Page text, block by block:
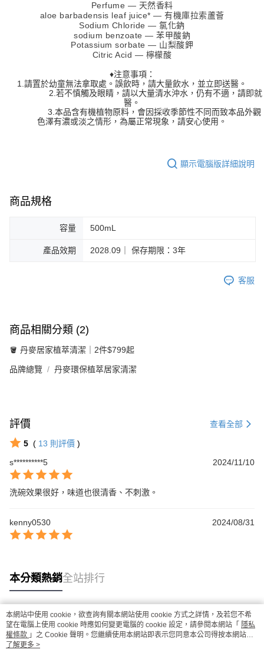
Perfume — 天然香料
aloe barbadensis leaf juice* — 有機庫拉索蘆薈
Sodium Chloride — 氯化鈉
sodium benzoate — 苯甲酸鈉
Potassium sorbate — 山梨酸鉀
Citric Acid — 檸檬酸
♦注意事項：
1.請置於幼童無法拿取處。誤飲時，請大量飲水，並立即送醫。
2.若不慎觸及眼睛，請以大量清水沖水，仍有不適，請即就
醫。
3.本品含有機植物原料，會因採收季節性不同而致本品外觀
色澤有濃或淡之情形，為屬正常現象，請安心使用。
顯示電腦版詳細說明
商品規格
容量 500mL
產品效期 2028.09｜ 保存期限：3年
客服
商品相關分類 (2)
🪣 丹麥居家植萃清潔｜2件$799起
品牌總覽 丹麥環保植萃居家清潔
評價 查看全部
5 ( 13 則評價 )
s**********5
2024/11/10
洗碗效果很好，味道也很清香、不刺激。
kenny0530 2024/08/31
本分類熱銷全站排行
熱門標籤
本網站中使用 cookie，欲查詢有關本網站使用 cookie 方式之詳情，及若您不希
望在電腦上使用 cookie 時應如何變更電腦的 cookie 設定，請參閱本網站「 隱私
權條款 」之 Cookie 聲明。您繼續使用本網站即表示您同意本公司得按本網站使
用條款之 Cookie 聲明使用 cookie。
了解更多 >